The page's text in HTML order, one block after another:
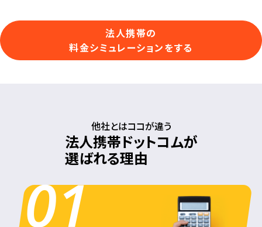
法人携帯の
料金シミュレーションをする
他社とはココが違う
法人携帯ドットコムが
選ばれる理由
01